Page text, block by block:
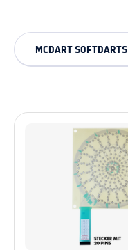
MCDART SOFTDARTS